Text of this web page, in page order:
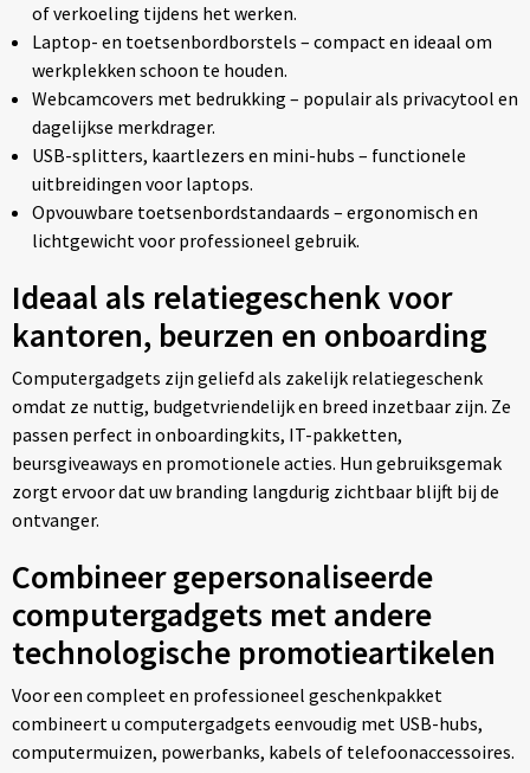
of verkoeling tijdens het werken.
Laptop- en toetsenbordborstels – compact en ideaal om
werkplekken schoon te houden.
Webcamcovers met bedrukking – populair als privacytool en
dagelijkse merkdrager.
USB-splitters, kaartlezers en mini-hubs – functionele
uitbreidingen voor laptops.
Opvouwbare toetsenbordstandaards – ergonomisch en
lichtgewicht voor professioneel gebruik.
Ideaal als relatiegeschenk voor
kantoren, beurzen en onboarding
Computergadgets zijn geliefd als zakelijk relatiegeschenk
omdat ze nuttig, budgetvriendelijk en breed inzetbaar zijn. Ze
passen perfect in onboardingkits, IT-pakketten,
beursgiveaways en promotionele acties. Hun gebruiksgemak
zorgt ervoor dat uw branding langdurig zichtbaar blijft bij de
ontvanger.
Combineer gepersonaliseerde
computergadgets met andere
technologische promotieartikelen
Voor een compleet en professioneel geschenkpakket
combineert u computergadgets eenvoudig met USB-hubs,
computermuizen, powerbanks, kabels of telefoonaccessoires.